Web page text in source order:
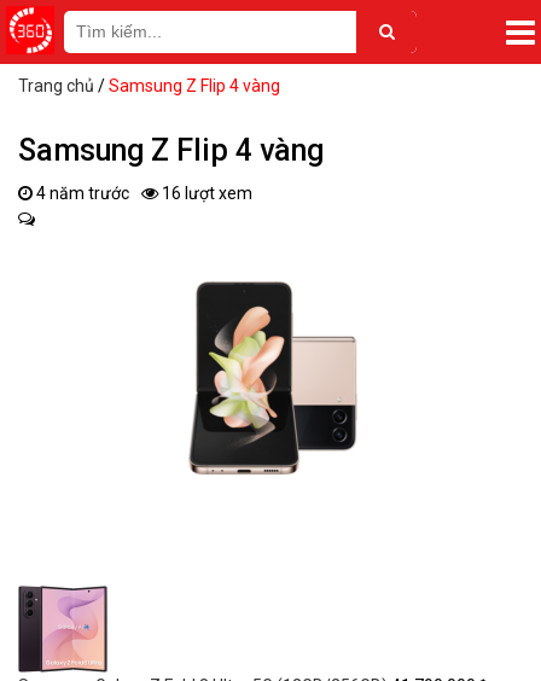
Trang chủ /Samsung Z Flip 4 vàng
Samsung Z Flip 4 vàng
4 năm trước 16 lượt xem